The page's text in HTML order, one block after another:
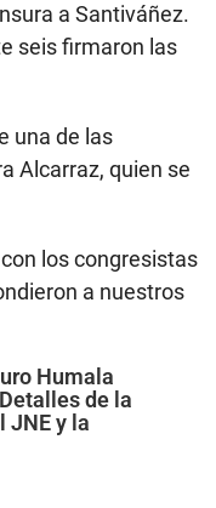
a Santiváñez.
seis firmaron las
una de las
Alcarraz, quien se
los congresistas
a nuestros
Humala
de la
JNE y la